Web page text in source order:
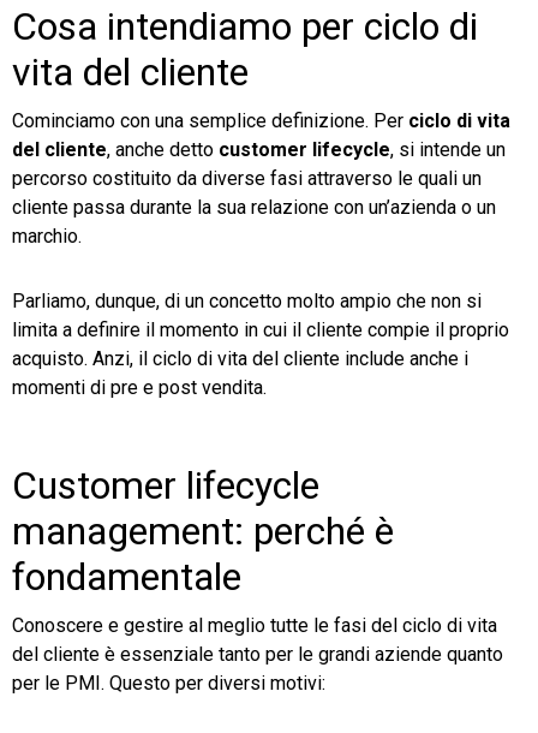
Cosa intendiamo per ciclo di
vita del cliente
Cominciamo con una semplice definizione. Per ciclo di vita
del cliente, anche detto customer lifecycle, si intende un
percorso costituito da diverse fasi attraverso le quali un
cliente passa durante la sua relazione con un’azienda o un
marchio.
Parliamo, dunque, di un concetto molto ampio che non si
limita a definire il momento in cui il cliente compie il proprio
acquisto. Anzi, il ciclo di vita del cliente include anche i
momenti di pre e post vendita.
Customer lifecycle
management: perché è
fondamentale
Conoscere e gestire al meglio tutte le fasi del ciclo di vita
del cliente è essenziale tanto per le grandi aziende quanto
per le PMI. Questo per diversi motivi: